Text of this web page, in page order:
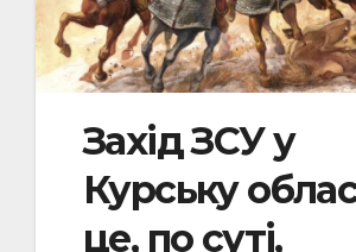
Захід ЗСУ у
Курську
це, по суті,